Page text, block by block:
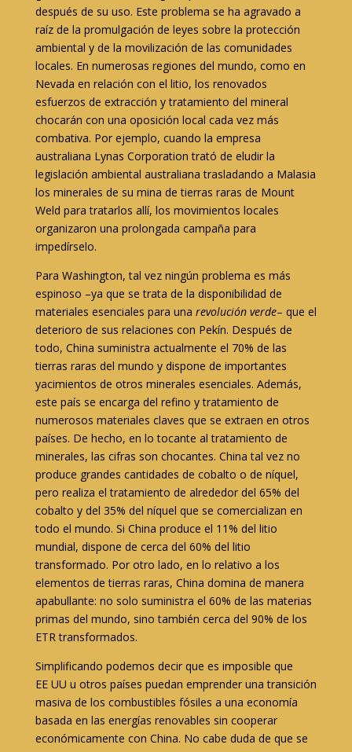
después de su uso. Este problema se ha agravado a
raíz de la promulgación de leyes sobre la protección
ambiental y de la movilización de las comunidades
locales. En numerosas regiones del mundo, como en
Nevada en relación con el litio, los renovados
esfuerzos de extracción y tratamiento del mineral
chocarán con una oposición local cada vez más
combativa. Por ejemplo, cuando la empresa
australiana Lynas Corporation trató de eludir la
legislación ambiental australiana trasladando a Malasia
los minerales de su mina de tierras raras de Mount
Weld para tratarlos allí, los movimientos locales
organizaron una prolongada campaña para
impedírselo.
Para Washington, tal vez ningún problema es más
espinoso –ya que se trata de la disponibilidad de
materiales esenciales para una revolución verde– que el
deterioro de sus relaciones con Pekín. Después de
todo, China suministra actualmente el 70% de las
tierras raras del mundo y dispone de importantes
yacimientos de otros minerales esenciales. Además,
este país se encarga del refino y tratamiento de
numerosos materiales claves que se extraen en otros
países. De hecho, en lo tocante al tratamiento de
minerales, las cifras son chocantes. China tal vez no
produce grandes cantidades de cobalto o de níquel,
pero realiza el tratamiento de alrededor del 65% del
cobalto y del 35% del níquel que se comercializan en
todo el mundo. Si China produce el 11% del litio
mundial, dispone de cerca del 60% del litio
transformado. Por otro lado, en lo relativo a los
elementos de tierras raras, China domina de manera
apabullante: no solo suministra el 60% de las materias
primas del mundo, sino también cerca del 90% de los
ETR transformados.
Simplificando podemos decir que es imposible que
EE UU u otros países puedan emprender una transición
masiva de los combustibles fósiles a una economía
basada en las energías renovables sin cooperar
económicamente con China. No cabe duda de que se